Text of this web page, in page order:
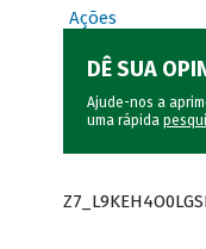
Ações
DÊ SUA
Ajude-nos a
uma rápida